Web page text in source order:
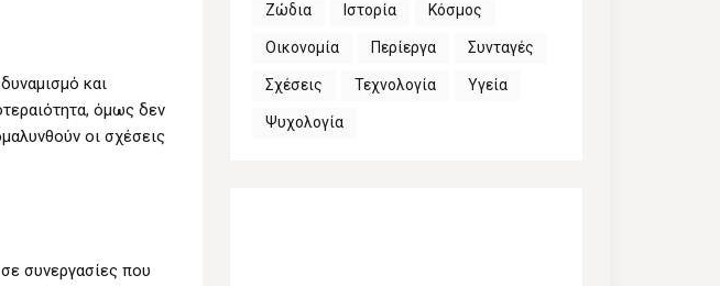
και
όμως δεν
οι σχέσεις
συνεργασίες που
Ζώδια Ιστορία Κόσμος
Οικονομία Περίεργα Συνταγές
Σχέσεις Τεχνολογία Υγεία
Ψυχολογία